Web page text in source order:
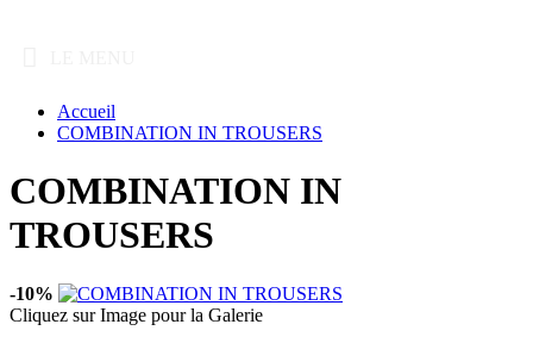
Accueil
COMBINATION IN TROUSERS
COMBINATION IN
TROUSERS
-10%
Cliquez sur Image pour la Galerie